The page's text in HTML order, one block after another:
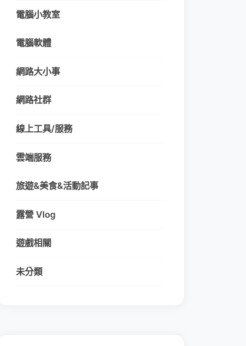
電腦小教室
電腦軟體
網路大小事
網路社群
線上工具/服務
雲端服務
旅遊&美食&活動記事
露營 Vlog
遊戲相關
未分類